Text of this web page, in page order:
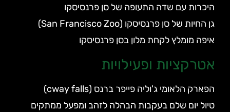
היכרות עם שדה התעופה של סן פרנסיסקו
גן החיות של סן פרנסיסקו (San Francisco Zoo)
איפה מומלץ לקחת מלון בסן פרנסיסקו
אטרקציות ופעילויות
הפארק הלאומי ג'וליה פייפר ברנס (cway falls)
טיול יום שלם בעקבות הבהלה לזהב ומפעל ממתקים